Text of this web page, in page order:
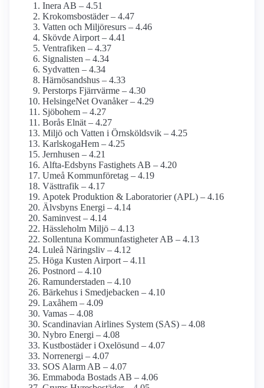
Inera AB – 4.51
Krokoms­bostäder – 4.47
Vatten och Miljöresurs – 4.46
Skövde Airport – 4.41
Ventrafiken – 4.37
Signalisten – 4.34
Sydvatten – 4.34
Härnösandshus – 4.33
Perstorps Fjärrvärme – 4.30
HelsingeNet Ovanåker – 4.29
Sjöbohem – 4.27
Borås Elnät – 4.27
Miljö och Vatten i Örnsköldsvik – 4.25
KarlskogaHem – 4.25
Jernhusen – 4.21
Alfta-Edsbyns Fastighets AB – 4.20
Umeå Kommunföretag – 4.19
Västtrafik – 4.17
Apotek Produktion & Laboratorier (APL) – 4.16
Älvsbyns Energi – 4.14
Saminvest – 4.14
Hässleholm Miljö – 4.13
Sollentuna Kommunfastigheter AB – 4.13
Luleå Näringsliv – 4.12
Höga Kusten Airport – 4.11
Postnord – 4.10
Ramunderstaden – 4.10
Bärkehus i Smedjebacken – 4.10
Laxåhem – 4.09
Vamas – 4.08
Scandinavian Airlines System (SAS) – 4.08
Nybro Energi – 4.08
Kustbostäder i Oxelösund – 4.07
Norrenergi – 4.07
SOS Alarm AB – 4.07
Emmaboda Bostads AB – 4.06